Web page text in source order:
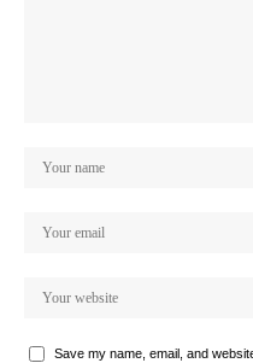
Save my name, email, and